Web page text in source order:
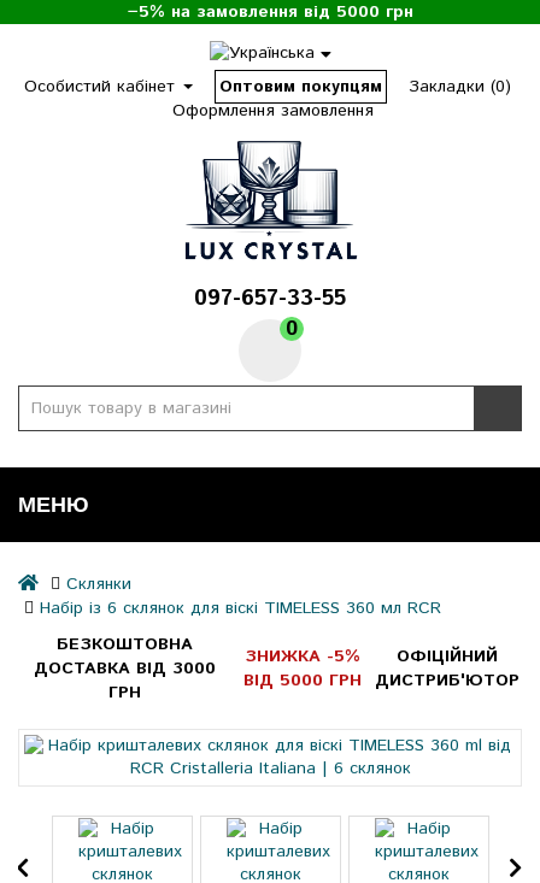
−5% на замовлення від 5000 грн
Особистий кабінет Оптовим покупцям
Закладки (0)
Оформлення замовлення
097-657-33-55
0
МЕНЮ
Склянки
Набір із 6 склянок для віскі TIMELESS 360 мл RCR
БЕЗКОШТОВНА
ДОСТАВКА ВІД 3000
ГРН
ЗНИЖКА -5%
ВІД 5000 ГРН
ОФІЦІЙНИЙ
ДИСТРИБ'ЮТОР